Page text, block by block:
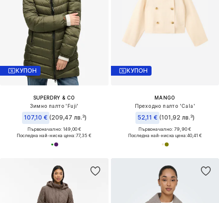
КУПОН
SUPERDRY & CO
Зимно палто 'Fuji'
107,10 € (209,47 лв.³)
Първоначално: 149,00 €
Последна най-ниска цена:77,35 €
КУПОН
MANGO
Преходно палто 'Cala'
52,11 € (101,92 лв.³)
Първоначално: 79,90 €
Последна най-ниска цена:40,41 €